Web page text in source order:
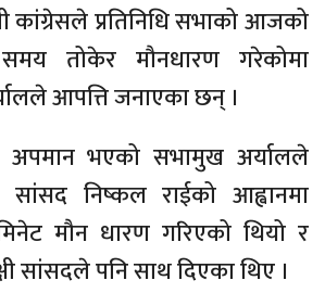
कांग्रेसले प्रतिनिधि सभाको आजको
तोकेर मौनधारण गरेकोमा
आपत्ति जनाएका छन् ।
भएको सभामुख अर्यालले
निष्कल राईको आह्वानमा
मौन धारण गरिएको थियो र
सांसदले पनि साथ दिएका थिए ।